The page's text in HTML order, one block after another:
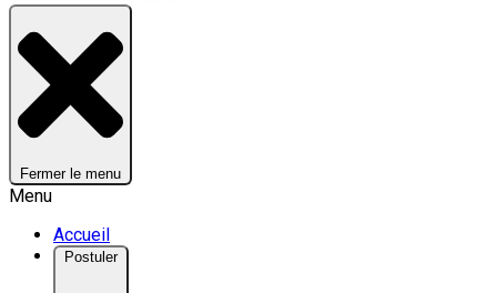
Fermer le menu
Menu
Accueil
Postuler